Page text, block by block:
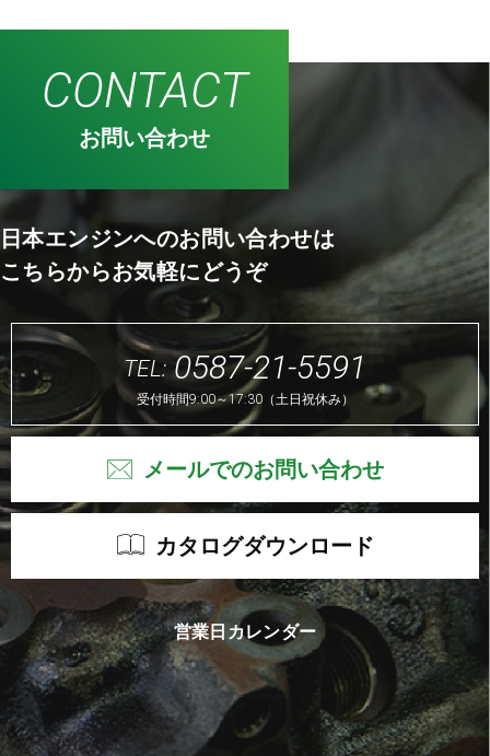
CONTACT
お問い合わせ
日本エンジンへのお問い合わせは
こちらからお気軽にどうぞ
TEL:0587-21-5591
受付時間9:00～17:30（土日祝休み）
メールでのお問い合わせ
カタログダウンロード
営業日カレンダー